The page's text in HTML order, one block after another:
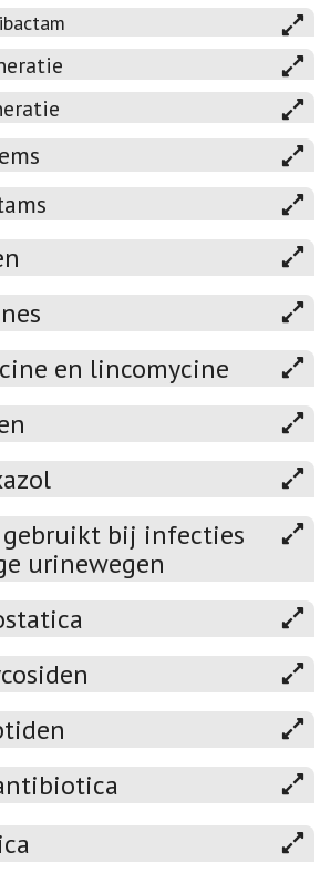
en lincomycine
bij infecties
urinewegen